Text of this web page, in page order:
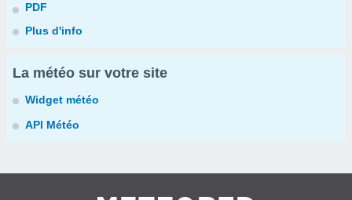
PDF
Plus d'info
La météo sur votre site
Widget météo
API Météo